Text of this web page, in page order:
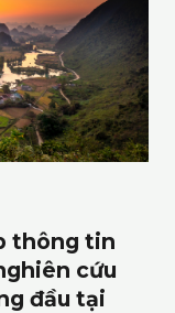
và chuẩn
nghiên